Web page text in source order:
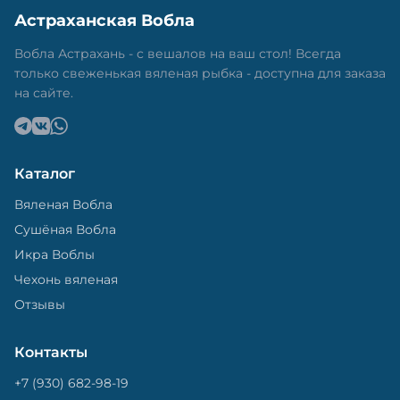
свежей и качественной. Потом рыбу упаковывают
в специальный пакет, чтобы она не портилась и не
теряла влагу. Вяленая вобла — это не просто
вкусная еда, но и пример того, как можно сочетать
старые рецепты и современные технологии. Её
можно есть с напитками, и это будет очень вкусно.
Астраханская Вобла
Вобла Астрахань - с вешалов на ваш стол! Всегда
только свеженькая вяленая рыбка - доступна для заказа
на сайте.
Каталог
Вяленая Вобла
Сушёная Вобла
Икра Воблы
Чехонь вяленая
Отзывы
Контакты
+7 (930) 682-98-19